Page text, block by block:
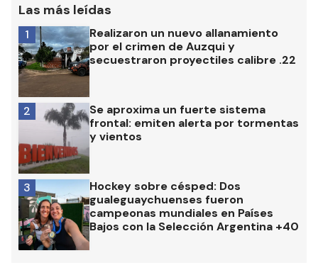
Las más leídas
Realizaron un nuevo allanamiento
por el crimen de Auzqui y
secuestraron proyectiles calibre .22
1
Se aproxima un fuerte sistema
frontal: emiten alerta por tormentas
y vientos
2
Hockey sobre césped: Dos
gualeguaychuenses fueron
campeonas mundiales en Países
Bajos con la Selección Argentina +40
3